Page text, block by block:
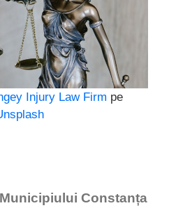
Injury Law Firm pe
Constanța